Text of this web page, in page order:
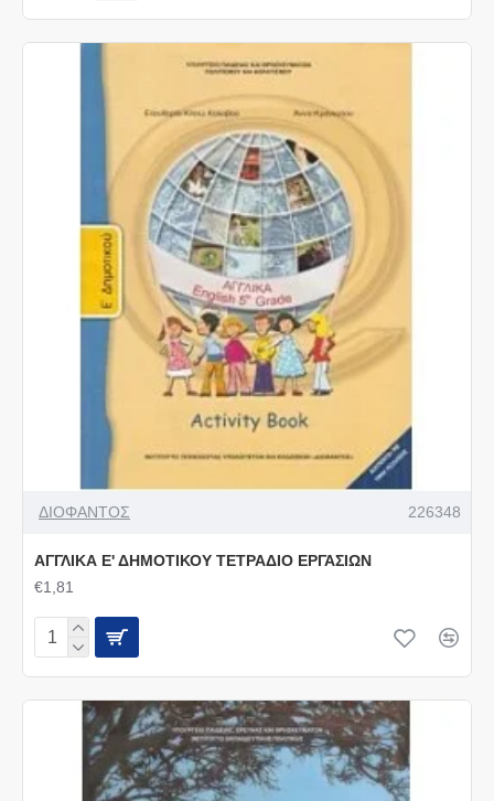
ΔΙΟΦΑΝΤΟΣ 226348
ΑΓΓΛΙΚΑ Ε' ΔΗΜΟΤΙΚΟΥ ΤΕΤΡΑΔΙΟ ΕΡΓΑΣΙΩΝ
€1,81